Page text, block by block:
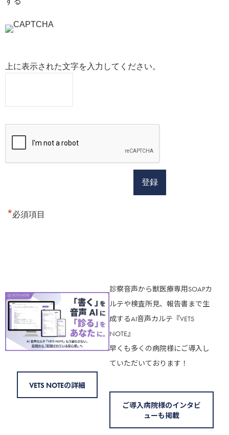
上に表示された文字を入力してください。
*必須項目
VETS NOTEの詳細
診察音声から獣医療専用SOAPカ
ルテや検査所見、報告書まで生
成するAI音声カルテ『VETS
NOTE』
早くも多くの病院様にご導入し
ていただいております！
ご導入病院様のインタビ
ューも掲載